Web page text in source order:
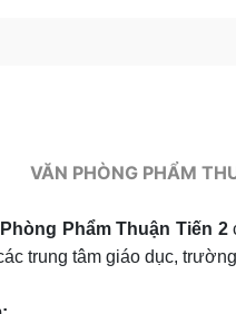
VĂN PHÒNG PHẨM
Phẩm Thuận Tiến 2
trung tâm giáo dục,